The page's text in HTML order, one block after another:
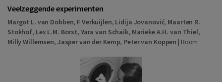
Veelzeggende experimenten
Margot L. van Dobben, F Verkuijlen, Lidija Jovanović, Maarten R.
Stokhof, Lex L.M. Borst, Yara van Schaik, Marieke A.H. van Thiel,
Milly Willemsen, Jasper van der Kemp, Peter van Koppen | Boom